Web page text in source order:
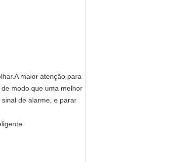
maior atenção para
modo que uma melhor
de alarme, e parar